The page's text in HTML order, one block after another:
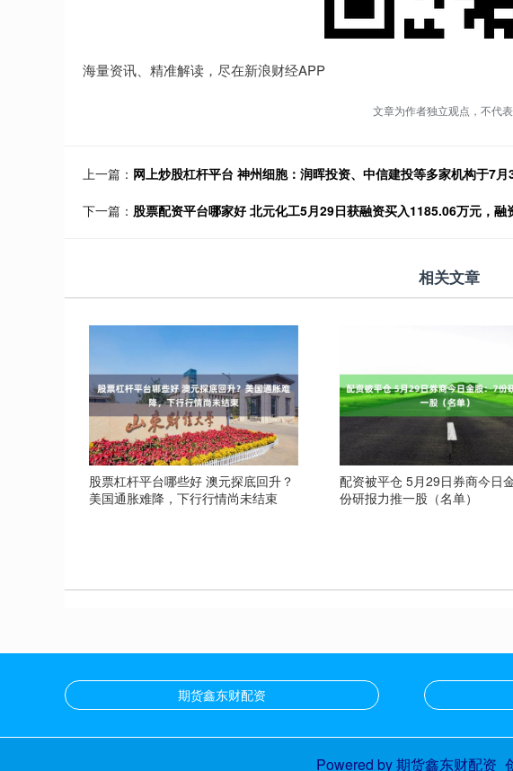
海量资讯、精准解读，尽在新浪财经APP
文章为作者独立观点，不代
上一篇： 网上炒股杠杆平台 神州细胞：润晖投资、中信建投等多家机构于7月
下一篇： 股票配资平台哪家好 北元化工5月29日获融资买入1185.06万元，融
相关文章
股票杠杆平台哪些好 澳元探底回升？
美国通胀难降，下行行情尚未结束
配资被平仓 5月29日券商今日
份研报力推一股（名单）
期货鑫东财配资
Powered by期货鑫东财配资_